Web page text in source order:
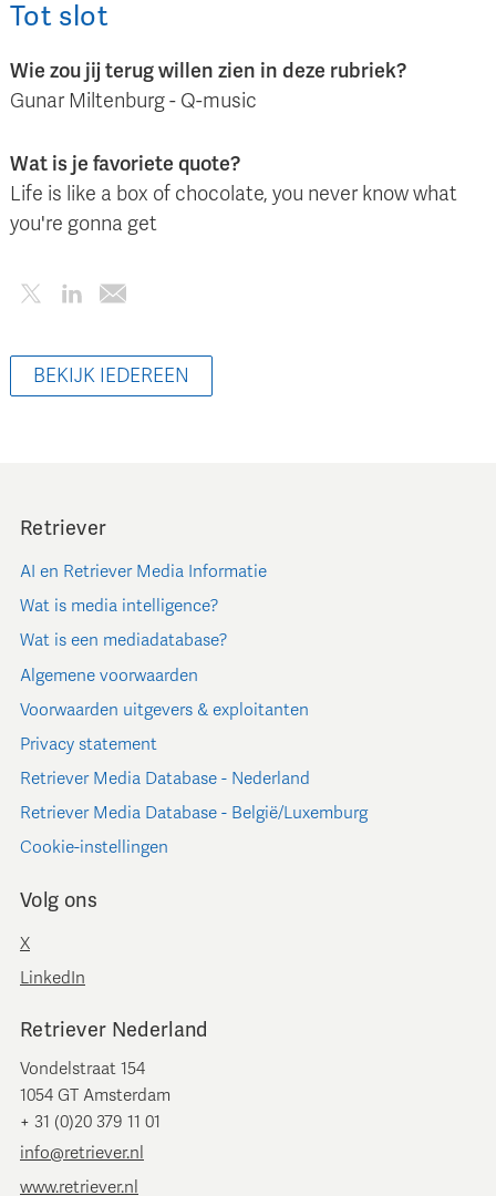
Tot slot
Wie zou jij terug willen zien in deze rubriek?
Gunar Miltenburg - Q-music
Wat is je favoriete quote?
Life is like a box of chocolate, you never know what
you're gonna get
BEKIJK IEDEREEN
Retriever
AI en Retriever Media Informatie
Wat is media intelligence?
Wat is een mediadatabase?
Algemene voorwaarden
Voorwaarden uitgevers & exploitanten
Privacy statement
Retriever Media Database - Nederland
Retriever Media Database - België/Luxemburg
Cookie-instellingen
Volg ons
X
LinkedIn
Retriever Nederland
Vondelstraat 154
1054 GT Amsterdam
+ 31 (0)20 379 11 01
info@retriever.nl
www.retriever.nl